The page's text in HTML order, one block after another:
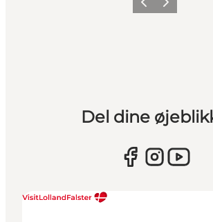
ForrigeNæste
Del dine